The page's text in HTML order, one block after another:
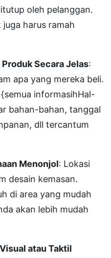
oleh pelanggan.
harus ramah
Secara Jelas:
apa yang mereka beli.
informasihHal-
bahan-bahan, tanggal
dll tercantum
Menonjol: Lokasi
desain kemasan.
di area yang mudah
akan lebih mudah
atau Taktil